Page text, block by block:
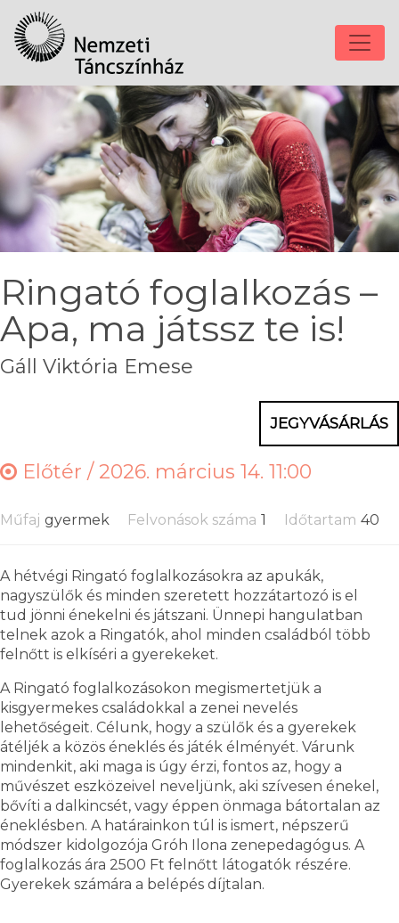
Ringató foglalkozás –
Apa, ma játssz te is!
Gáll Viktória Emese
JEGYVÁSÁRLÁS
Előtér /2026. március 14. 11:00
Műfaj gyermek Felvonások száma 1 Időtartam 40
A hétvégi Ringató foglalkozásokra az apukák,
nagyszülők és minden szeretett hozzátartozó is el
tud jönni énekelni és játszani. Ünnepi hangulatban
telnek azok a Ringatók, ahol minden családból több
felnőtt is elkíséri a gyerekeket.
A Ringató foglalkozásokon megismertetjük a
kisgyermekes családokkal a zenei nevelés
lehetőségeit. Célunk, hogy a szülők és a gyerekek
átéljék a közös éneklés és játék élményét. Várunk
mindenkit, aki maga is úgy érzi, fontos az, hogy a
művészet eszközeivel neveljünk, aki szívesen énekel,
bővíti a dalkincsét, vagy éppen önmaga bátortalan az
éneklésben. A határainkon túl is ismert, népszerű
módszer kidolgozója Gróh Ilona zenepedagógus. A
foglalkozás ára 2500 Ft felnőtt látogatók részére.
Gyerekek számára a belépés díjtalan.